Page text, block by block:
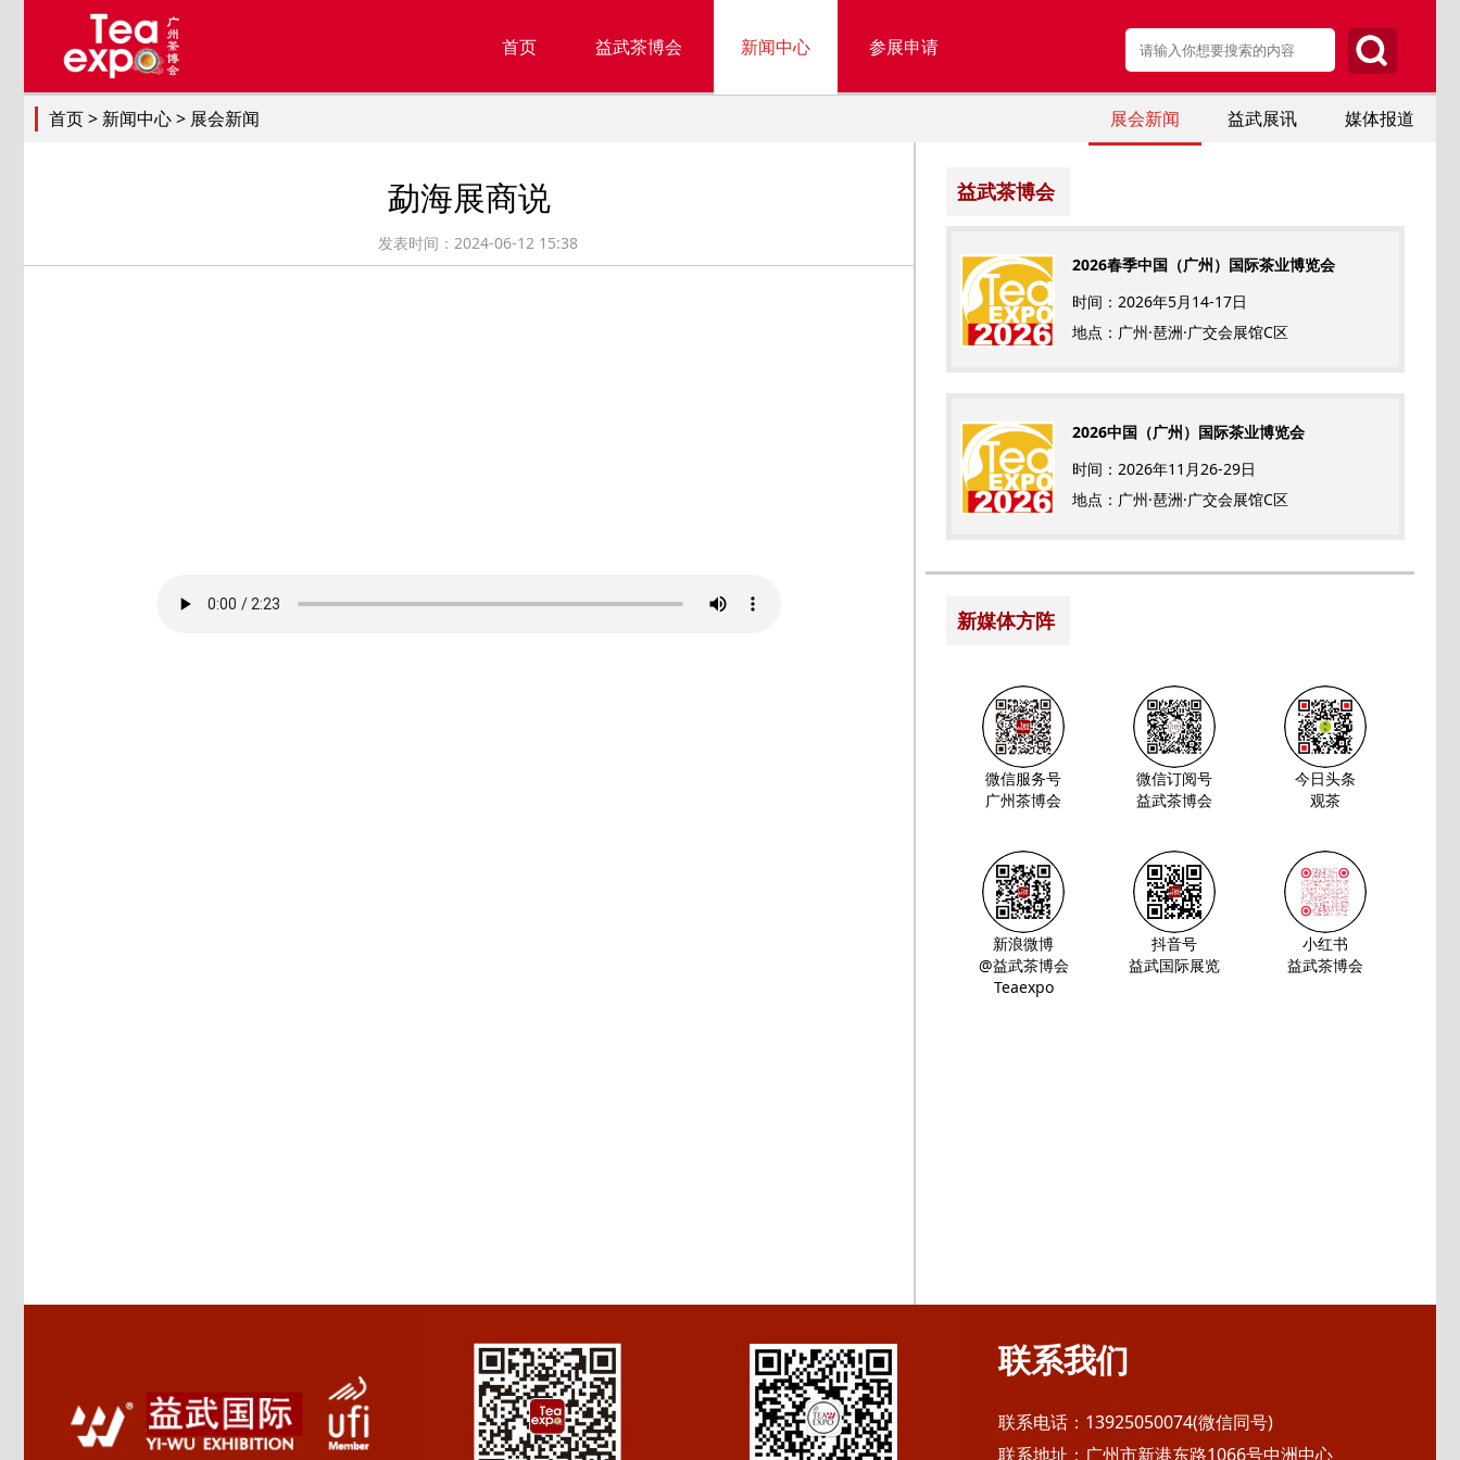
首页 益武茶博会 新闻中心 参展申请
首页> 新闻中心 > 展会新闻 展会新闻 益武展讯 媒体报道
勐海展商说
发表时间：2024-06-12 15:38
益武茶博会
2026春季中国（广州）国际茶业博览会
时间：2026年5月14-17日
地点：广州·琶洲·广交会展馆C区
2026中国（广州）国际茶业博览会
时间：2026年11月26-29日
地点：广州·琶洲·广交会展馆C区
新媒体方阵
微信服务号
广州茶博会
微信订阅号
益武茶博会
今日头条
观茶
新浪微博
@益武茶博会
Teaexpo
抖音号
益武国际展览
小红书
益武茶博会
联系我们
联系电话：13925050074(微信同号)
联系地址：广州市新港东路1066号中洲中心